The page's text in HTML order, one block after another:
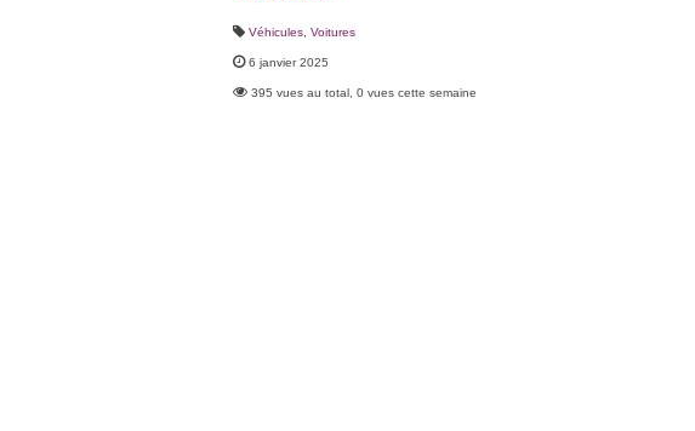
Véhicules Voitures
6 janvier 2025
395 vues au total, 0 vues cette semaine